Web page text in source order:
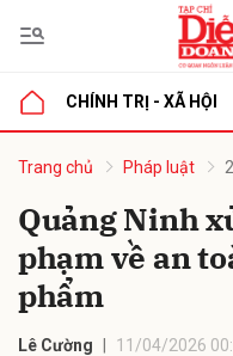
CHÍNH TRỊ - XÃ HỘI
Trang chủ Pháp luật
Quảng Ninh
phạm về an
phẩm
Lê Cường 11/04/2026
luận